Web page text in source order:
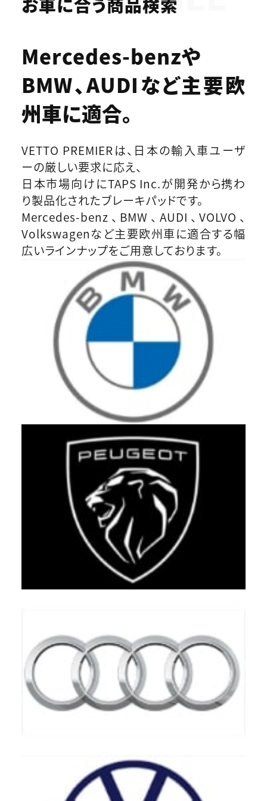
Mercedes-benzや
BMW、AUDIなど主要欧
州車に適合。
VETTO PREMIERは、日本の輸入車ユーザ
ーの厳しい要求に応え、
日本市場向けにTAPS Inc.が開発から携わ
り製品化されたブレーキパッドです。
Mercedes-benz、BMW、AUDI、VOLVO、
Volkswagenなど主要欧州車に適合する幅
広いラインナップをご用意しております。